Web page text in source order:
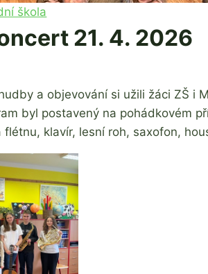
škola
21. 4. 2026
a objevování si užili žáci ZŠ i
byl postavený na pohádkovém
klavír, lesní roh, saxofon,